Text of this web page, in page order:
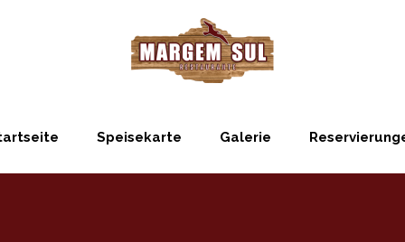
Speisekarte Galerie